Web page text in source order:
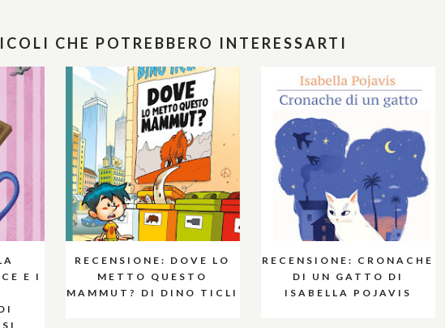
CHE POTREBBERO INTERESSARTI
E I
RECENSIONE: DOVE LO
METTO QUESTO
MAMMUT? DI DINO TICLI
RECENSIONE: CRONACHE
DI UN GATTO DI
ISABELLA POJAVIS